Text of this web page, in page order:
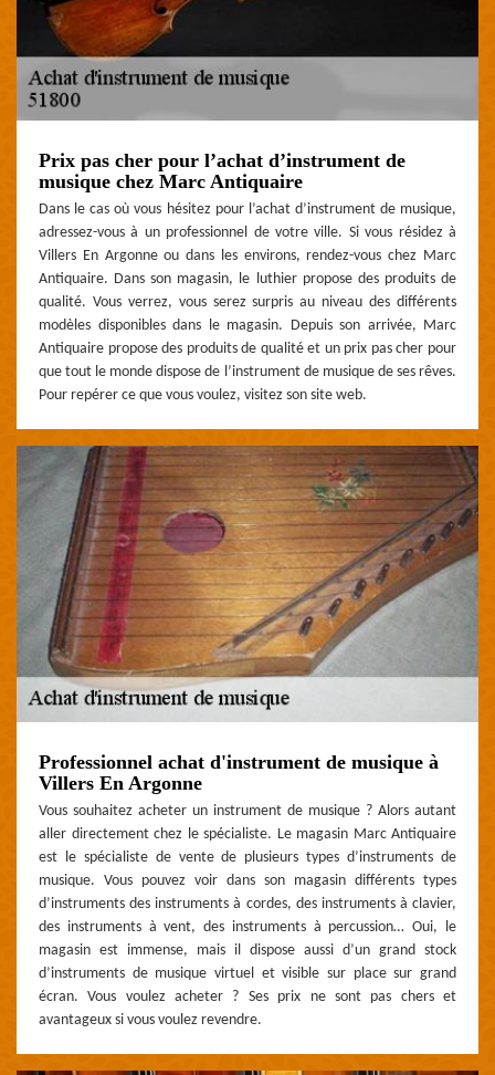
Prix pas cher pour l’achat d’instrument de
musique chez Marc Antiquaire
Dans le cas où vous hésitez pour l’achat d’instrument de musique,
adressez-vous à un professionnel de votre ville. Si vous résidez à
Villers En Argonne ou dans les environs, rendez-vous chez Marc
Antiquaire. Dans son magasin, le luthier propose des produits de
qualité. Vous verrez, vous serez surpris au niveau des différents
modèles disponibles dans le magasin. Depuis son arrivée, Marc
Antiquaire propose des produits de qualité et un prix pas cher pour
que tout le monde dispose de l’instrument de musique de ses rêves.
Pour repérer ce que vous voulez, visitez son site web.
Professionnel achat d'instrument de musique à
Villers En Argonne
Vous souhaitez acheter un instrument de musique ? Alors autant
aller directement chez le spécialiste. Le magasin Marc Antiquaire
est le spécialiste de vente de plusieurs types d’instruments de
musique. Vous pouvez voir dans son magasin différents types
d’instruments des instruments à cordes, des instruments à clavier,
des instruments à vent, des instruments à percussion… Oui, le
magasin est immense, mais il dispose aussi d’un grand stock
d’instruments de musique virtuel et visible sur place sur grand
écran. Vous voulez acheter ? Ses prix ne sont pas chers et
avantageux si vous voulez revendre.